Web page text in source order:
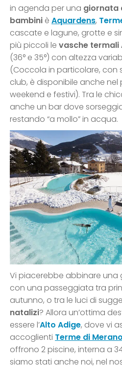
in agenda per una giornata
bambini è Aquardens,
cascate e lagune, grotte e
più piccoli le vasche termali
(36° e 35°) con altezza
(Coccola in particolare, con
club, è disponibile anche nel
weekend e festivi). Tra le
anche un bar dove
restando “a mollo” in acqua.
Vi piacerebbe abbinare una
con una passeggiata tra
autunno, o tra le luci di
natalizi? Allora un’ottima
essere l’Alto Adige, dove vi
accoglienti Terme di Merano
offrono 2 piscine, interna a
siamo stati anche noi, nel